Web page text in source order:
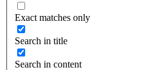
Exact matches only
Search in title
Search in content